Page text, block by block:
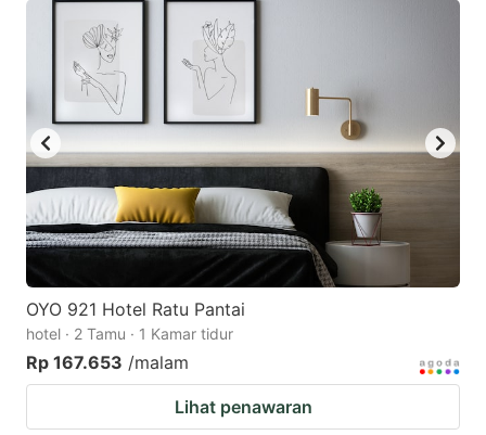
OYO 921 Hotel Ratu Pantai
hotel · 2 Tamu · 1 Kamar tidur
Rp 167.653 /malam
Lihat penawaran